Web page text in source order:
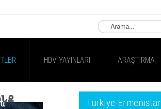
Arama...
HDV YAYINLARI ARAŞTIRMA
Türkiye-